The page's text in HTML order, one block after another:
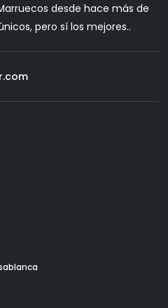
desde hace más de
pero sí los mejores..